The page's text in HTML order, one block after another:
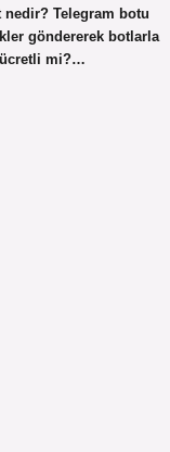
Telegram botu
göndererek botlarla
ücretli mi?…